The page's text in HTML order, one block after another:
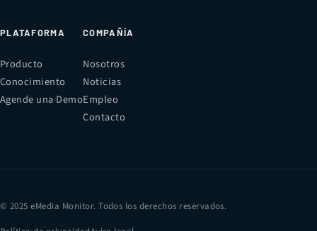
PLATAFORMA
Producto
Conocimiento
Agende una Demo
COMPAÑÍA
Nosotros
Noticias
Empleo
Contacto
© 2025 eMedia Monitor. Todos los derechos reservados.